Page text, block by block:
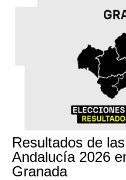
Resultados de
Andalucía 2026
Granada